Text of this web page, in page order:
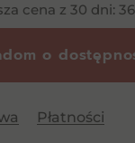
cena z 30 dni:
Płatności